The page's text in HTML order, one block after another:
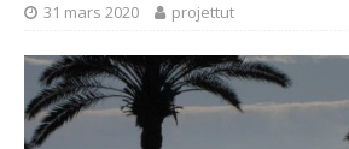
31 mars 2020 projettut